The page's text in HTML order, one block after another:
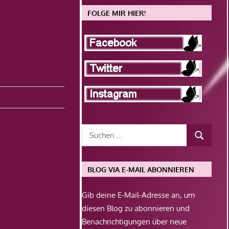
FOLGE MIR HIER!
BLOG VIA E-MAIL ABONNIEREN
Gib deine E-Mail-Adresse an, um
diesen Blog zu abonnieren und
Benachrichtigungen über neue